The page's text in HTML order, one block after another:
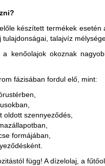
készített termékek
talajvíz
kenőolajok okoznak
fázisában fordul elő, mint:
oldott szennyeződés,
formájában,
függ! A dízelolaj, a